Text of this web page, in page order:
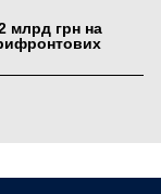
млрд грн на